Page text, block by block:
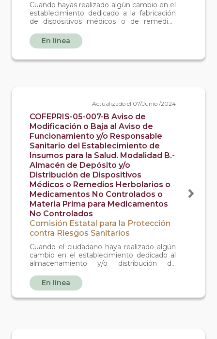
Cuando hayas realizado algún cambio en el
establecimiento dedicado a la fabricación
de dispositivos médicos o de remedios
establecimiento. O bien cuando quieras
modificar o dar de baja a tu responsable
En línea
Actualizado el 07/Junio /2024
COFEPRIS-05-007-B Aviso de
Modificación o Baja al Aviso de
Funcionamiento y/o Responsable
Sanitario del Establecimiento de
Insumos para la Salud. Modalidad B.-
Almacén de Depósito y/o
Distribución de Dispositivos
Médicos o Remedios Herbolarios o
Medicamentos No Controlados o
Materia Prima para Medicamentos
No Controlados
Comisión Estatal para la Protección
contra Riesgos Sanitarios
Cuando el ciudadano haya realizado algún
cambio en el establecimiento dedicado al
almacenamiento y/o distribución de
herbolarios o medicamentos no
controlados o materia prima para
medicamentos no controlados.
En línea